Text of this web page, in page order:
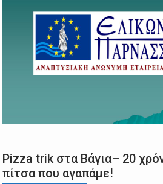
Pizza trik στα Βάγια– 20
πίτσα που αγαπάμε!